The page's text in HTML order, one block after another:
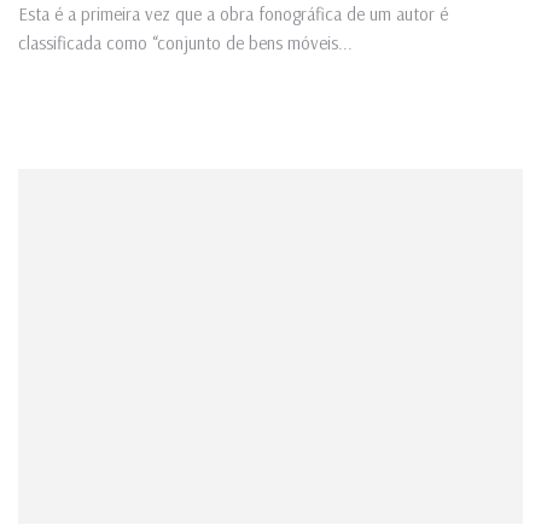
Esta é a primeira vez que a obra fonográfica de um autor é
classificada como “conjunto de bens móveis...